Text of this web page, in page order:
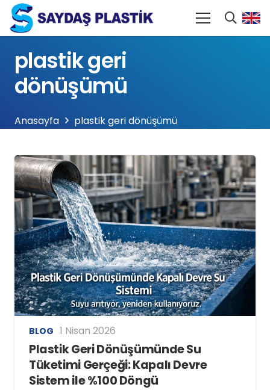
plastik geri
dönüşümü
Anasayfa plastik geri dönüşümü
BLOG 1 Nisan 2026
Plastik Geri Dönüşümünde Su
Tüketimi Gerçeği: Kapalı Devre
Sistem ile %100 Döngü